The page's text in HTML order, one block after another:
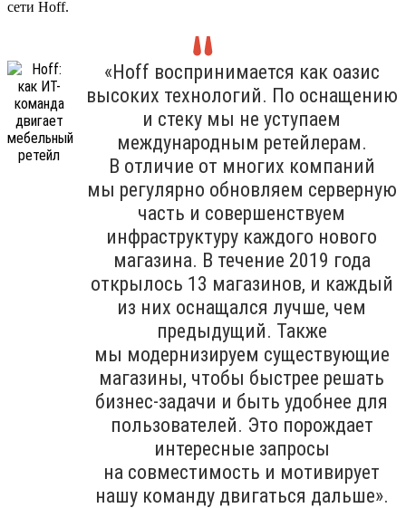
сети Hoff.
«Hoff воспринимается как оазис
высоких технологий. По оснащению
и стеку мы не уступаем
международным ретейлерам.
В отличие от многих компаний
мы регулярно обновляем серверную
часть и совершенствуем
инфраструктуру каждого нового
магазина. В течение 2019 года
открылось 13 магазинов, и каждый
из них оснащался лучше, чем
предыдущий. Также
мы модернизируем существующие
магазины, чтобы быстрее решать
бизнес-задачи и быть удобнее для
пользователей. Это порождает
интересные запросы
на совместимость и мотивирует
нашу команду двигаться дальше».